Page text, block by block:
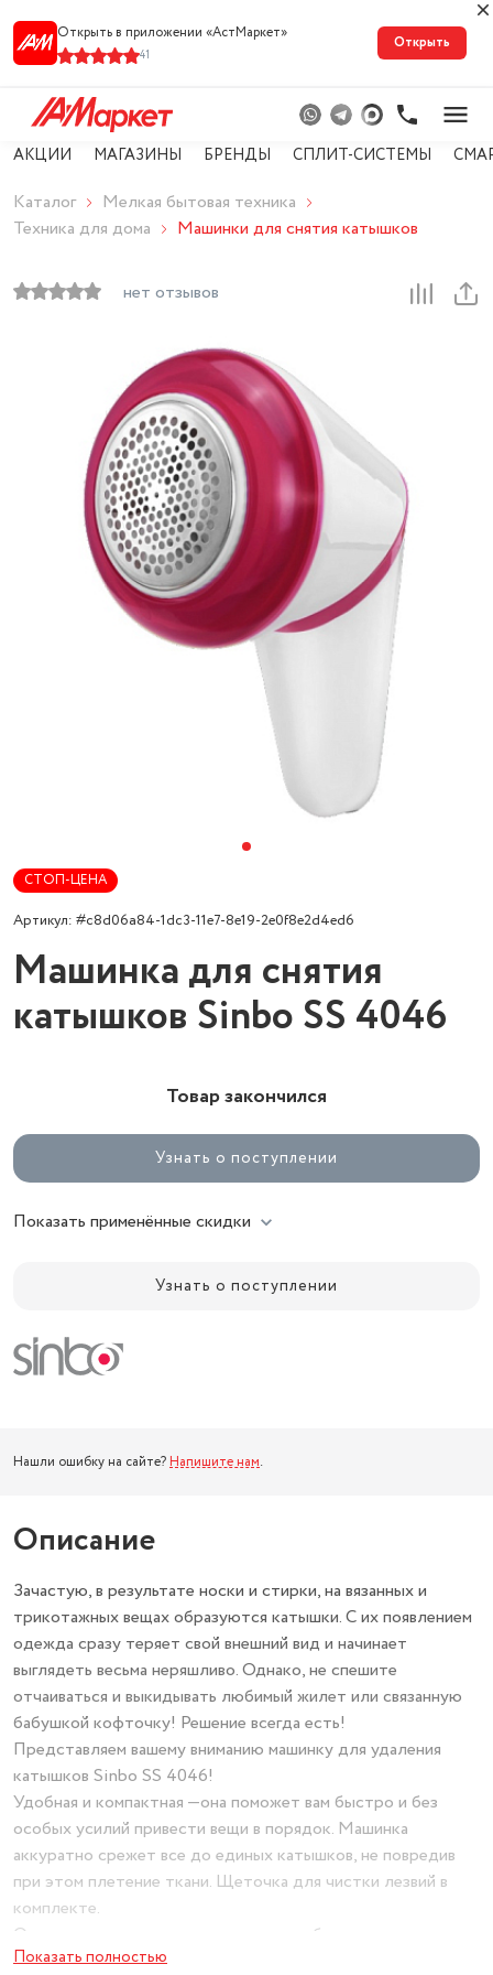
Открыть в приложении «АстМарке‪т‬»
41
Открыть
АКЦИИ МАГАЗИНЫ БРЕНДЫ СПЛИТ-СИСТЕМЫ
Каталог
Мелкая бытовая техника
Техника для дома
Машинки для снятия катышков
нет отзывов
СТОП-ЦЕНА
Артикул: #c8d06a84-1dc3-11e7-8e19-2e0f8e2d4ed6
Машинка для снятия
катышков Sinbo SS 4046
Товар закончился
Узнать о поступлении
Показать применённые скидки
Узнать о поступлении
Нашли ошибку на сайте? Напишите нам.
Описание
Зачастую, в результате носки и стирки, на вязанных и
трикотажных вещах образуются катышки. С их появлением
одежда сразу теряет свой внешний вид и начинает
выглядеть весьма неряшливо. Однако, не спешите
отчаиваться и выкидывать любимый жилет или связанную
бабушкой кофточку! Решение всегда есть!
Представляем вашему вниманию машинку для удаления
катышков Sinbo SS 4046!
Удобная и компактная —она поможет вам быстро и без
особых усилий привести вещи в порядок. Машинка
аккуратно срежет все до единых катышков, не повредив
при этом плетение ткани. Щеточка для чистки лезвий в
комплекте.
Остро заточенные стальные лезвия — быстро и деликатно
срезают катышки с ткани. Большая режущая головка —
Показать полностью